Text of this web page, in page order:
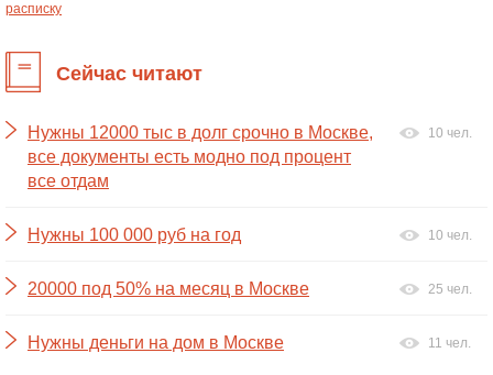
расписку
Сейчас читают
Нужны 12000 тыс в долг срочно в Москве,
все документы есть модно под процент
все отдам
10 чел.
Нужны 100 000 руб на год 10 чел.
20000 под 50% на месяц в Москве 25 чел.
Нужны деньги на дом в Москве 11 чел.